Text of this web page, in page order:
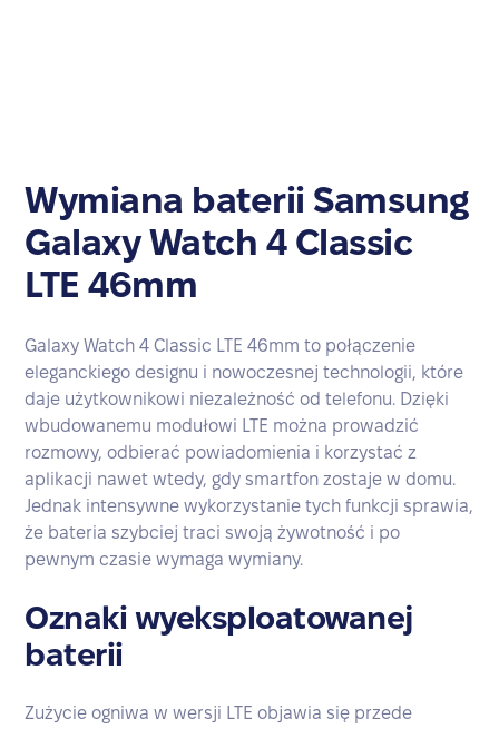
Wymiana baterii Samsung
Galaxy Watch 4 Classic
LTE 46mm
Galaxy Watch 4 Classic LTE 46mm to połączenie
eleganckiego designu i nowoczesnej technologii, które
daje użytkownikowi niezależność od telefonu. Dzięki
wbudowanemu modułowi LTE można prowadzić
rozmowy, odbierać powiadomienia i korzystać z
aplikacji nawet wtedy, gdy smartfon zostaje w domu.
Jednak intensywne wykorzystanie tych funkcji sprawia,
że bateria szybciej traci swoją żywotność i po
pewnym czasie wymaga wymiany.
Oznaki wyeksploatowanej
baterii
Zużycie ogniwa w wersji LTE objawia się przede